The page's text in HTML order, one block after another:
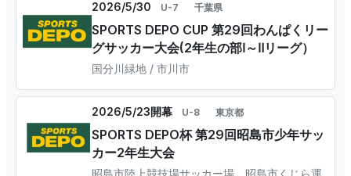
2026/5/30 U-7 千葉県
SPORTS DEPO CUP 第29回わんぱくリー
グサッカー大会(2年生の部Ⅰ～Ⅱリーグ）
国分川緑地 / 市川市
2026/5/23開幕 U-8 東京都
SPORTS DEPO杯 第29回昭島市少年サッ
カー2年生大会
昭島市陸上競技場サッカー場、昭島市くじら運